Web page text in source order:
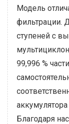
Модель
фильтрации.
ступеней с
99,996 %
Благодаря